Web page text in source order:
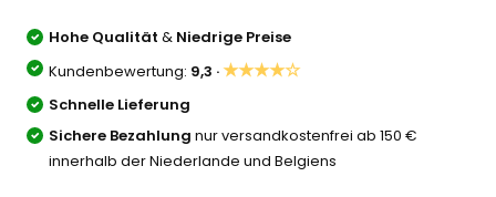
Hohe Qualität& Niedrige Preise
Kundenbewertung: 9,3 ·★★★★☆
Schnelle Lieferung
Sichere Bezahlung nur versandkostenfrei ab 150 €
innerhalb der Niederlande und Belgiens